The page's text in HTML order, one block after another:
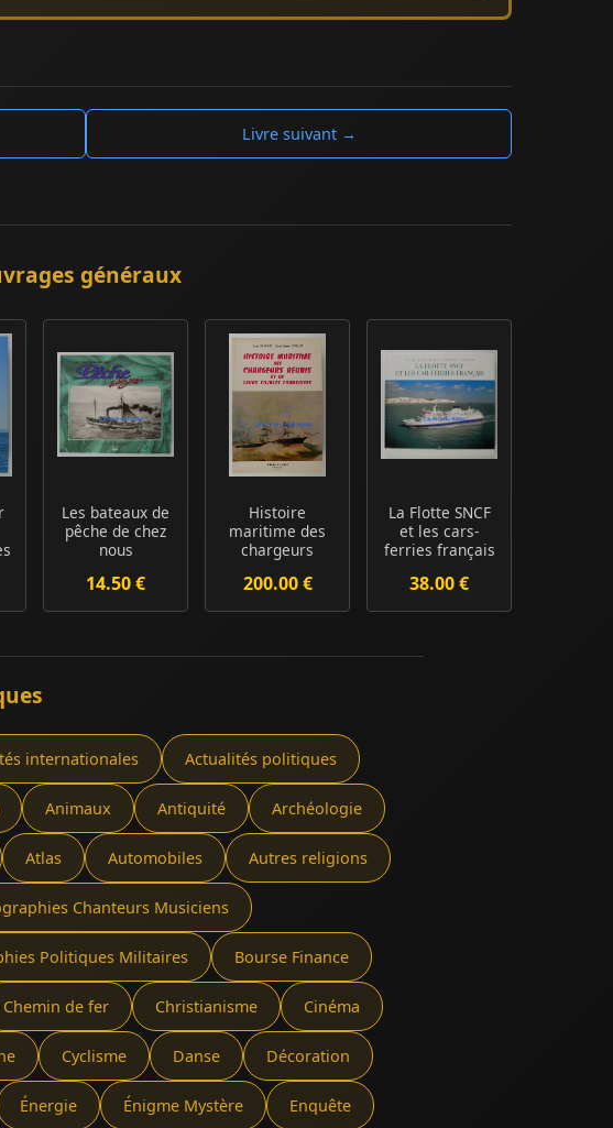
Livre suivant →
généraux
Les bateaux de
pêche de chez
nous
14.50 €
Histoire
maritime des
chargeurs
filiale...
200.00 €
La Flotte SNCF
et les cars-
ferries français
38.00 €
internationales Actualités politiques
Animaux Antiquité Archéologie
Atlas Automobiles Autres religions
Chanteurs Musiciens
Politiques Militaires Bourse Finance
Chemin de fer Christianisme Cinéma
Cyclisme Danse Décoration
Énergie Énigme Mystère Enquête